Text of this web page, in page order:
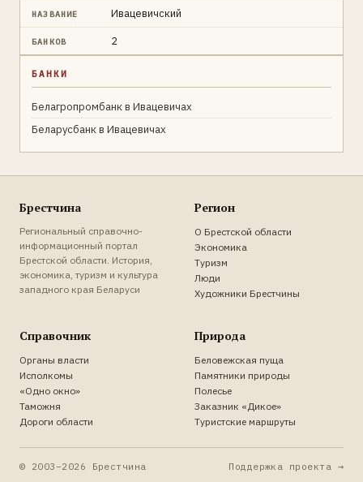
НАЗВАНИЕ Ивацевичский
БАНКОВ 2
БАНКИ
Белагропромбанк в Ивацевичах
Беларусбанк в Ивацевичах
Брестчина
Региональный справочно-
информационный портал
Брестской области. История,
экономика, туризм и культура
западного края Беларуси
Регион
О Брестской области
Экономика
Туризм
Люди
Художники Брестчины
Справочник
Органы власти
Исполкомы
«Одно окно»
Таможня
Дороги области
Природа
Беловежская пуща
Памятники природы
Полесье
Заказник «Дикое»
Туристские маршруты
© 2003–2026 Брестчина Поддержка проекта →